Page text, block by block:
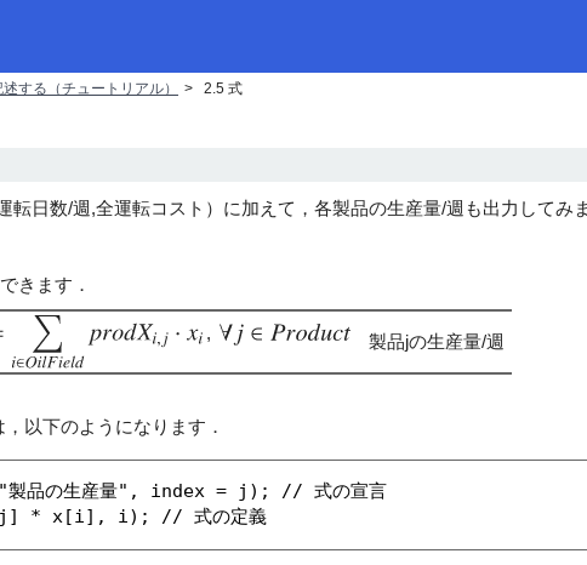
する（チュートリアル） 2.5 式
日数/週,全運転コスト）に加えて，各製品の生産量/週も出力してみ
きます．
, 製品jの生産量/週
以下のようになります．
製品の生産量", index = j); // 式の宣言
j] * x[i], i); // 式の定義